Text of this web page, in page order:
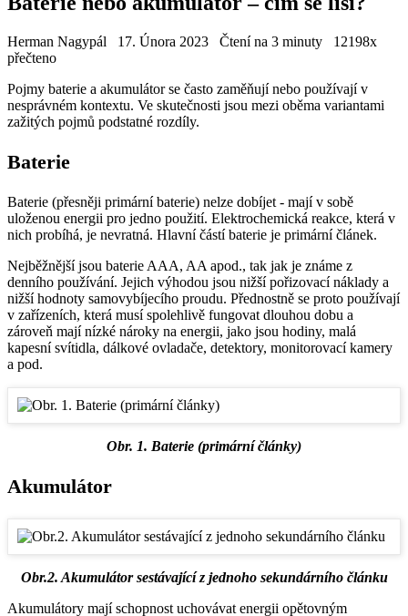
Herman Nagypál 17. Února 2023 Čtení na 3 minuty
12198x
přečteno
Pojmy baterie a akumulátor se často zaměňují nebo používají v
nesprávném kontextu. Ve skutečnosti jsou mezi oběma variantami
zažitých pojmů podstatné rozdíly.
Baterie
Baterie (přesněji primární baterie) nelze dobíjet - mají v sobě
uloženou energii pro jedno použití. Elektrochemická reakce, která v
nich probíhá, je nevratná. Hlavní částí baterie je primární článek.
Nejběžnější jsou baterie AAA, AA apod., tak jak je známe z
denního používání. Jejich výhodou jsou nižší pořizovací náklady a
nižší hodnoty samovybíjecího proudu. Přednostně se proto používají
v zařízeních, která musí spolehlivě fungovat dlouhou dobu a
zároveň mají nízké nároky na energii, jako jsou hodiny, malá
kapesní svítidla, dálkové ovladače, detektory, monitorovací kamery
a pod.
Obr. 1. Baterie (primární články)
Akumulátor
Obr.2. Akumulátor sestávající z jednoho sekundárního článku
Akumulátory mají schopnost uchovávat energii opětovným